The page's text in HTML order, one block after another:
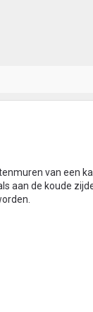
van een
aan de koude